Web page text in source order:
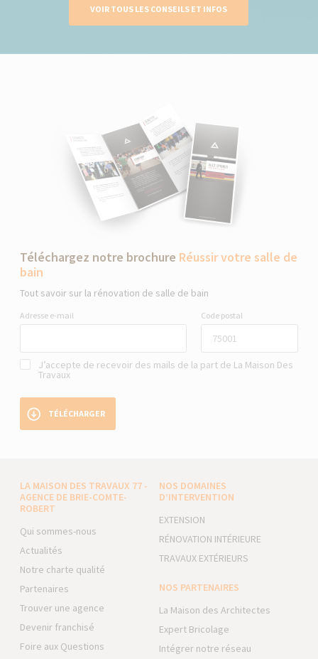
VOIR TOUS LES CONSEILS ET INFOS
Téléchargez notre brochure Réussir votre salle de
bain
Tout savoir sur la rénovation de salle de bain
Adresse e-mail Code postal
J’accepte de recevoir des mails de la part de La Maison Des
Travaux
TÉLÉCHARGER
LA MAISON DES TRAVAUX 77 -
AGENCE DE BRIE-COMTE-
ROBERT
Qui sommes-nous
Actualités
Notre charte qualité
Partenaires
Trouver une agence
Devenir franchisé
Foire aux Questions
NOS DOMAINES
D’INTERVENTION
EXTENSION
RÉNOVATION INTÉRIEURE
TRAVAUX EXTÉRIEURS
NOS PARTENAIRES
La Maison des Architectes
Expert Bricolage
Intégrer notre réseau